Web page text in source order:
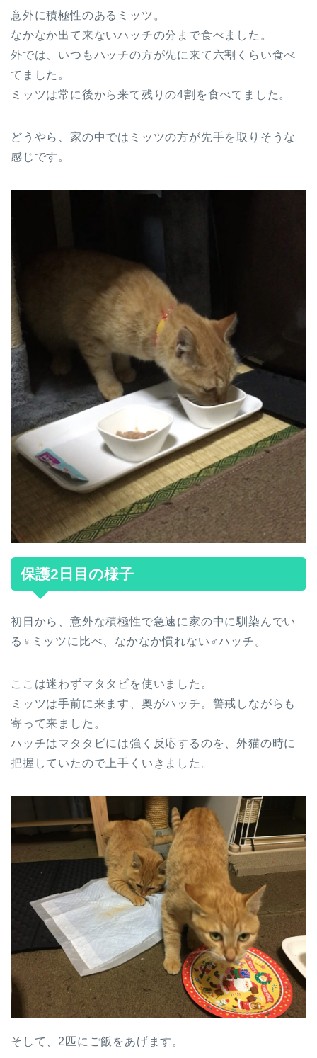
意外に積極性のあるミッツ。
なかなか出て来ないハッチの分まで食べました。
外では、いつもハッチの方が先に来て六割くらい食べ
てました。
ミッツは常に後から来て残りの4割を食べてました。
どうやら、家の中ではミッツの方が先手を取りそうな
感じです。
保護2日目の様子
初日から、意外な積極性で急速に家の中に馴染んでい
る♀ミッツに比べ、なかなか慣れない♂ハッチ。
ここは迷わずマタタビを使いました。
ミッツは手前に来ます、奥がハッチ。警戒しながらも
寄って来ました。
ハッチはマタタビには強く反応するのを、外猫の時に
把握していたので上手くいきました。
そして、2匹にご飯をあげます。